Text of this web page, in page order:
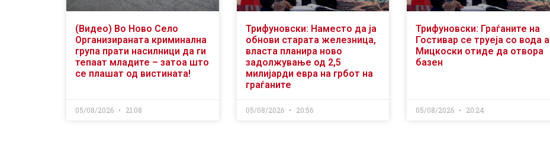
(Видео) Во Ново Село
Организираната криминална
група прати насилници да ги
тепаат младите – затоа што
се плашат од вистината!
05/08/2026 21:08
Трифуновски: Наместо да ја
обнови старата железница,
власта планира ново
задолжување од 2,5
милијарди евра на грбот на
граѓаните
05/08/2026 20:56
Трифуновски: Граѓаните на
Гостивар се труеја со вода а
Мицкоски отиде да отвора
базен
05/08/2026 20:24